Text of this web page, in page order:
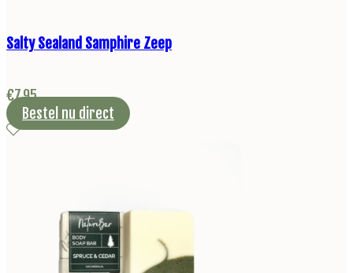
Salty Sealand Samphire Zeep
€7,95
Bestel nu direct